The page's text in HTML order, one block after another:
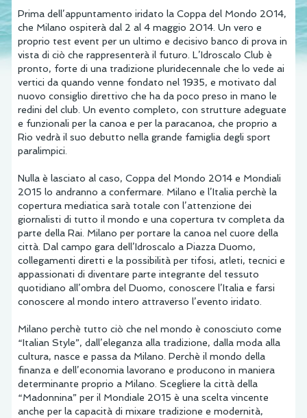
Prima dell’appuntamento iridato la Coppa del Mondo 2014,
che Milano ospiterà dal 2 al 4 maggio 2014. Un vero e
proprio test event per un ultimo e decisivo banco di prova in
vista di ciò che rappresenterà il futuro. L’Idroscalo Club è
pronto, forte di una tradizione pluridecennale che lo vede ai
vertici da quando venne fondato nel 1935, e motivato dal
nuovo consiglio direttivo che ha da poco preso in mano le
redini del club. Un evento completo, con strutture adeguate
e funzionali per la canoa e per la paracanoa, che proprio a
Rio vedrà il suo debutto nella grande famiglia degli sport
paralimpici.
Nulla è lasciato al caso, Coppa del Mondo 2014 e Mondiali
2015 lo andranno a confermare. Milano e l’Italia perchè la
copertura mediatica sarà totale con l’attenzione dei
giornalisti di tutto il mondo e una copertura tv completa da
parte della Rai. Milano per portare la canoa nel cuore della
città. Dal campo gara dell’Idroscalo a Piazza Duomo,
collegamenti diretti e la possibilità per tifosi, atleti, tecnici e
appassionati di diventare parte integrante del tessuto
quotidiano all’ombra del Duomo, conoscere l’Italia e farsi
conoscere al mondo intero attraverso l’evento iridato.
Milano perchè tutto ciò che nel mondo è conosciuto come
“Italian Style”, dall’eleganza alla tradizione, dalla moda alla
cultura, nasce e passa da Milano. Perchè il mondo della
finanza e dell’economia lavorano e producono in maniera
determinante proprio a Milano. Scegliere la città della
“Madonnina” per il Mondiale 2015 è una scelta vincente
anche per la capacità di mixare tradizione e modernità,